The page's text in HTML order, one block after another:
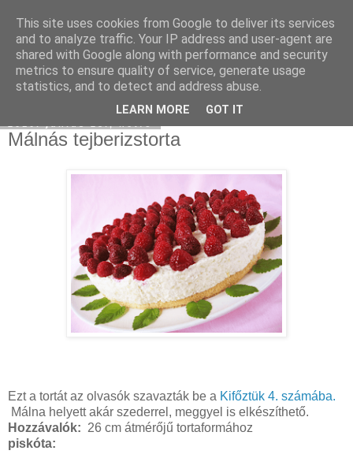
Moha Konyha
Málnás tejberizstorta
Ezt a tortát az olvasók szavazták be a Kifőztük 4. számába.
Málna helyett akár szederrel, meggyel is elkészíthető.
Hozzávalók: 26 cm átmérőjű tortaformához
piskóta:
This site uses cookies from Google to deliver its services
and to analyze traffic. Your IP address and user-agent are
shared with Google along with performance and security
metrics to ensure quality of service, generate usage
statistics, and to detect and address abuse.
LEARN MORE GOT IT